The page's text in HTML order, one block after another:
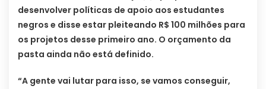
desenvolver políticas de apoio aos estudantes
negros e disse estar pleiteando R$ 100 milhões para
os projetos desse primeiro ano. O orçamento da
pasta ainda não está definido.
“A gente vai lutar para isso, se vamos conseguir,